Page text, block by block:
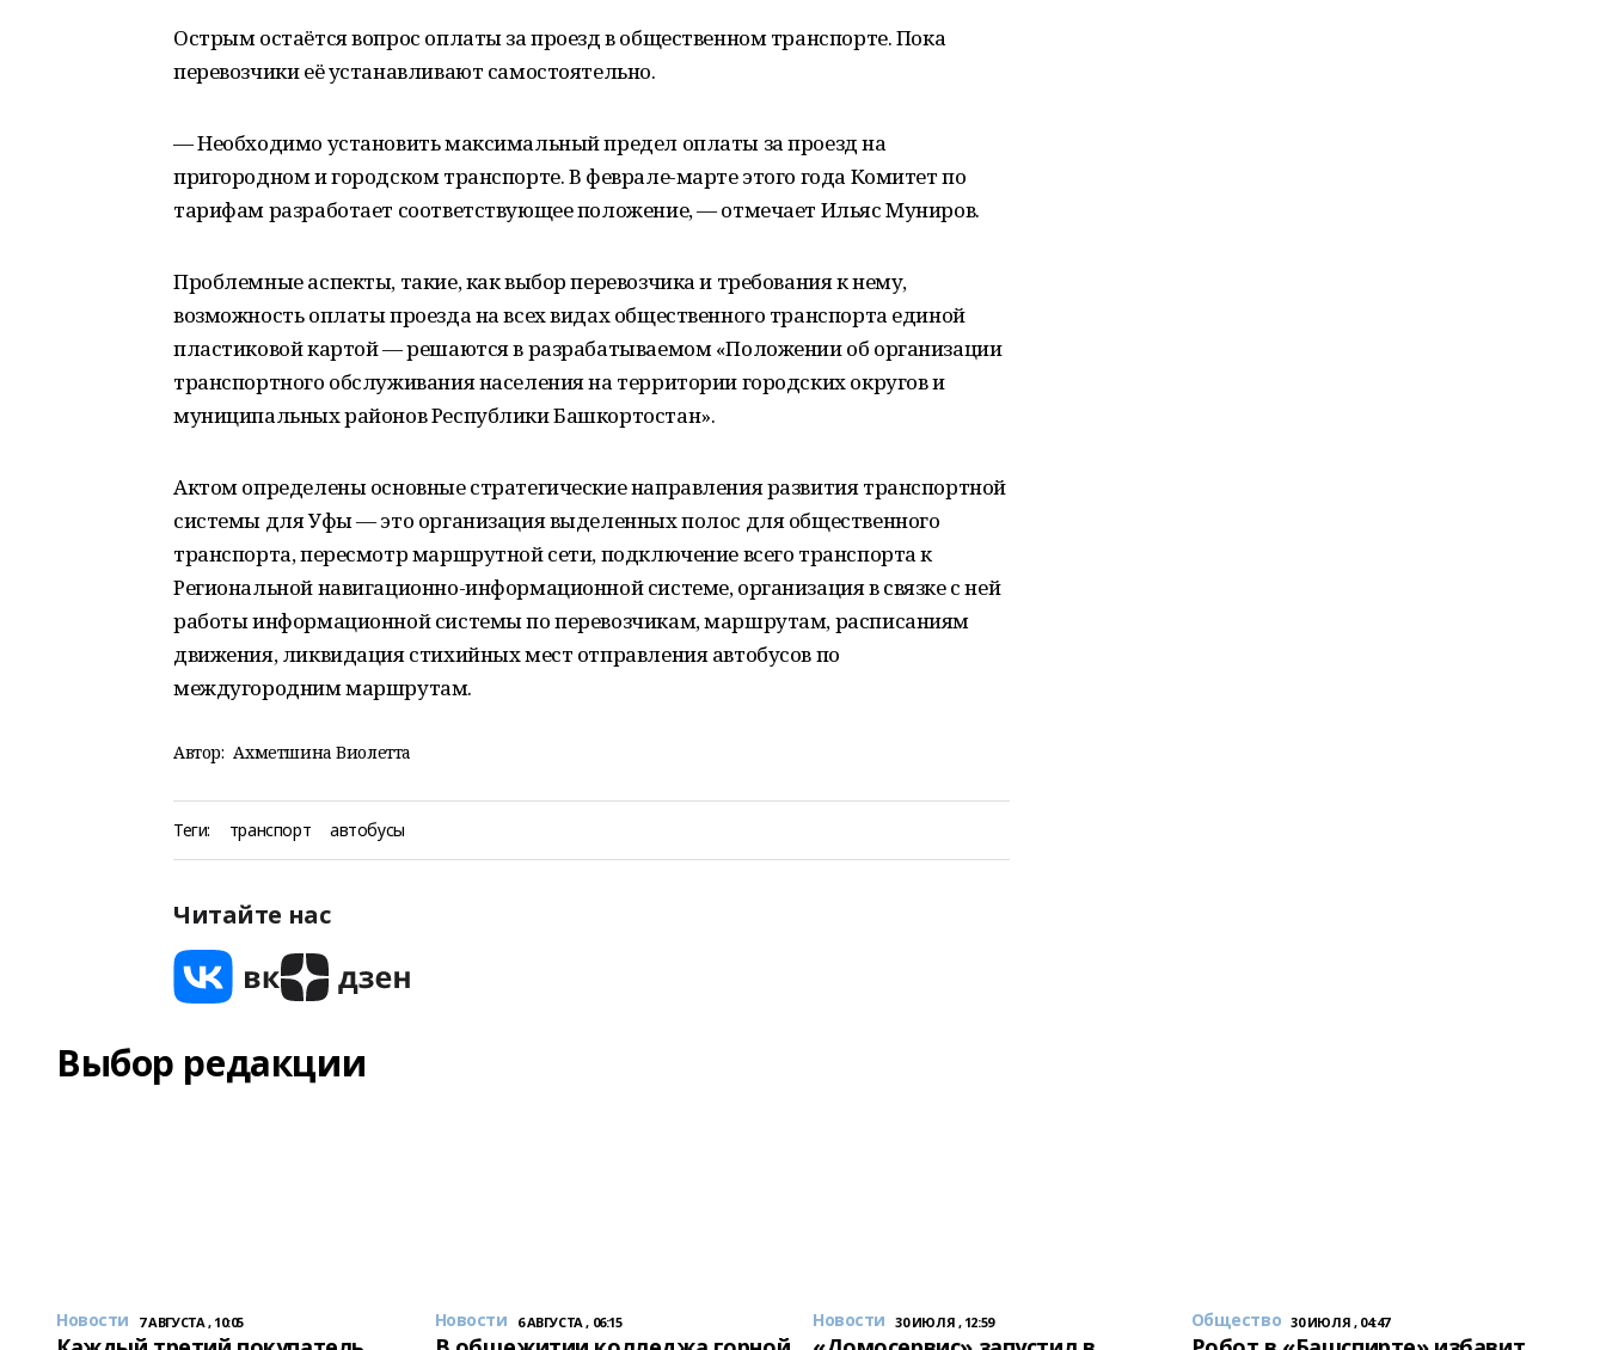
Острым остаётся вопрос оплаты за проезд в общественном транспорте. Пока
перевозчики её устанавливают самостоятельно.
— Необходимо установить максимальный предел оплаты за проезд на
пригородном и городском транспорте. В феврале-марте этого года Комитет по
тарифам разработает соответствующее положение, — отмечает Ильяс Муниров.
Проблемные аспекты, такие, как выбор перевозчика и требования к нему,
возможность оплаты проезда на всех видах общественного транспорта единой
пластиковой картой — решаются в разрабатываемом «Положении об организации
транспортного обслуживания населения на территории городских округов и
муниципальных районов Республики Башкортостан».
Актом определены основные стратегические направления развития транспортной
системы для Уфы — это организация выделенных полос для общественного
транспорта, пересмотр маршрутной сети, подключение всего транспорта к
Региональной навигационно-информационной системе, организация в связке с ней
работы информационной системы по перевозчикам, маршрутам, расписаниям
движения, ликвидация стихийных мест отправления автобусов по
междугородним маршрутам.
Автор: Ахметшина Виолетта
Теги: транспорт автобусы
Читайте нас
Выбор редакции
Новости 7 АВГУСТА , 10:05 Новости 6 АВГУСТА , 06:15 Новости 30 ИЮЛЯ , 12:59 Общество 30 ИЮЛЯ , 04:47